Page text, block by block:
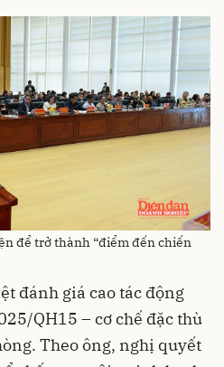
để trở thành “điểm đến chiến
đánh giá cao tác động
QH15 – cơ chế đặc thù
Theo ông, nghị quyết